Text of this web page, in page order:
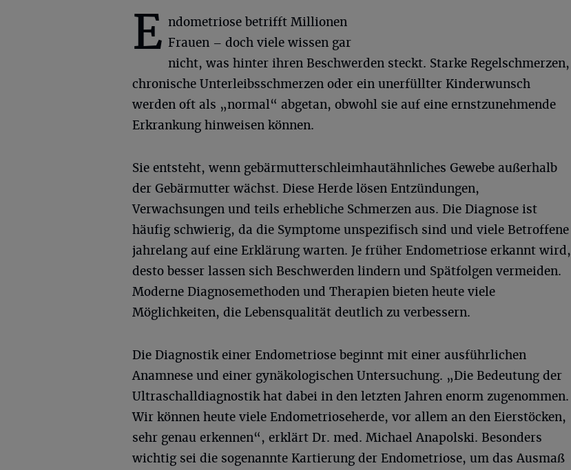
E ndometriose betrifft Millionen
Frauen – doch viele wissen gar
nicht, was hinter ihren Beschwerden steckt. Starke Regelschmerzen,
chronische Unterleibsschmerzen oder ein unerfüllter Kinderwunsch
werden oft als „normal“ abgetan, obwohl sie auf eine ernstzunehmende
Erkrankung hinweisen können.
Sie entsteht, wenn gebärmutterschleimhautähnliches Gewebe außerhalb
der Gebärmutter wächst. Diese Herde lösen Entzündungen,
Verwachsungen und teils erhebliche Schmerzen aus. Die Diagnose ist
häufig schwierig, da die Symptome unspezifisch sind und viele Betroffene
jahrelang auf eine Erklärung warten. Je früher Endometriose erkannt wird,
desto besser lassen sich Beschwerden lindern und Spätfolgen vermeiden.
Moderne Diagnosemethoden und Therapien bieten heute viele
Möglichkeiten, die Lebensqualität deutlich zu verbessern.
Die Diagnostik einer Endometriose beginnt mit einer ausführlichen
Anamnese und einer gynäkologischen Untersuchung. „Die Bedeutung der
Ultraschalldiagnostik hat dabei in den letzten Jahren enorm zugenommen.
Wir können heute viele Endometrioseherde, vor allem an den Eierstöcken,
sehr genau erkennen“, erklärt Dr. med. Michael Anapolski. Besonders
wichtig sei die sogenannte Kartierung der Endometriose, um das Ausmaß